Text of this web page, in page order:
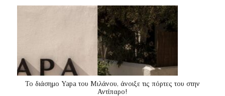
Το διάσημο Yapa του Μιλάνου, άνοιξε τις πόρτες του στην
Αντίπαρο!